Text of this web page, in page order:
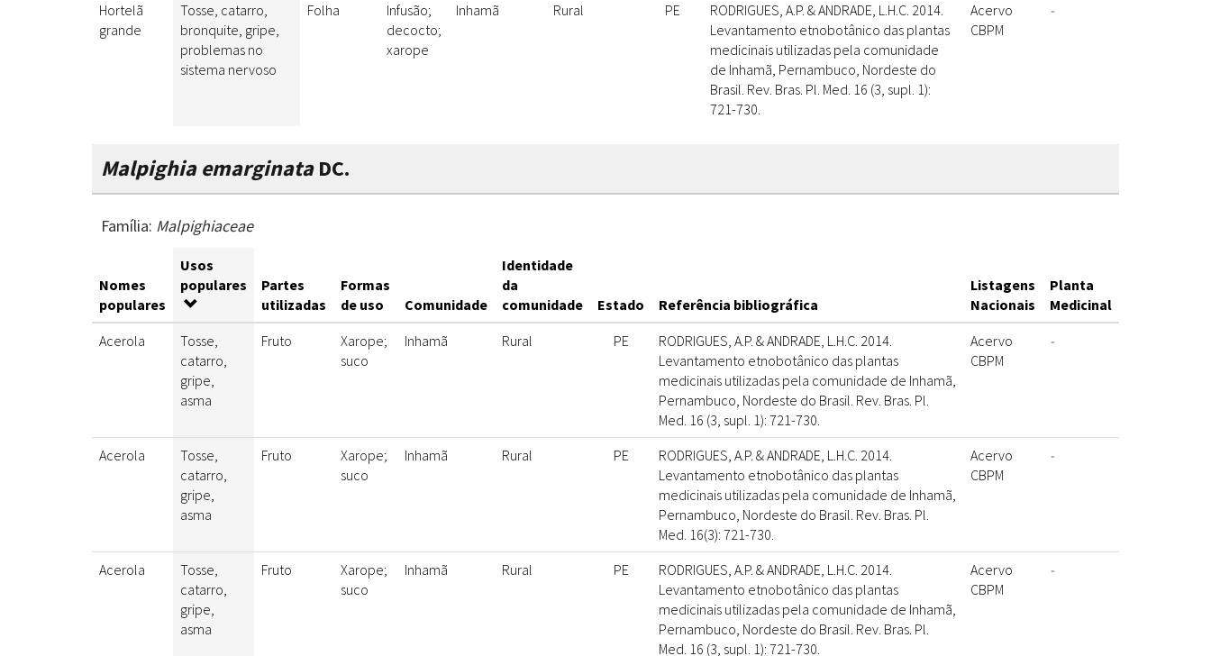
Hortelã
grande
Tosse, catarro,
bronquite, gripe,
problemas no
sistema nervoso
Folha
Infusão;
decocto;
xarope
Inhamã Rural PE
RODRIGUES, A.P. & ANDRADE, L.H.C. 2014.
Levantamento etnobotânico das plantas
medicinais utilizadas pela comunidade
de Inhamã, Pernambuco, Nordeste do
Brasil. Rev. Bras. Pl. Med. 16 (3, supl. 1):
721-730.
Acervo
CBPM
-
Malpighia emarginataDC.
Família: Malpighiaceae
Nomes
populares
Usos
populares
Partes
utilizadas
Formas
de uso
Comunidade
Identidade
da
comunidade
Estado Referência bibliográfica
Listagens
Nacionais
Planta
Medicinal
Acerola
Tosse,
catarro,
gripe,
asma
Fruto
Xarope;
suco
Inhamã Rural PE
RODRIGUES, A.P. & ANDRADE, L.H.C. 2014.
Levantamento etnobotânico das plantas
medicinais utilizadas pela comunidade de Inhamã,
Pernambuco, Nordeste do Brasil. Rev. Bras. Pl.
Med. 16 (3, supl. 1): 721-730.
Acervo
CBPM
-
Acerola
Tosse,
catarro,
gripe,
asma
Fruto
Xarope;
suco
Inhamã Rural PE
RODRIGUES, A.P. & ANDRADE, L.H.C. 2014.
Levantamento etnobotânico das plantas
medicinais utilizadas pela comunidade de Inhamã,
Pernambuco, Nordeste do Brasil. Rev. Bras. Pl.
Med. 16(3): 721-730.
Acervo
CBPM
-
Acerola
Tosse,
catarro,
gripe,
asma
Fruto
Xarope;
suco
Inhamã Rural PE
RODRIGUES, A.P. & ANDRADE, L.H.C. 2014.
Levantamento etnobotânico das plantas
medicinais utilizadas pela comunidade de Inhamã,
Pernambuco, Nordeste do Brasil. Rev. Bras. Pl.
Med. 16 (3, supl. 1): 721-730.
Acervo
CBPM
-